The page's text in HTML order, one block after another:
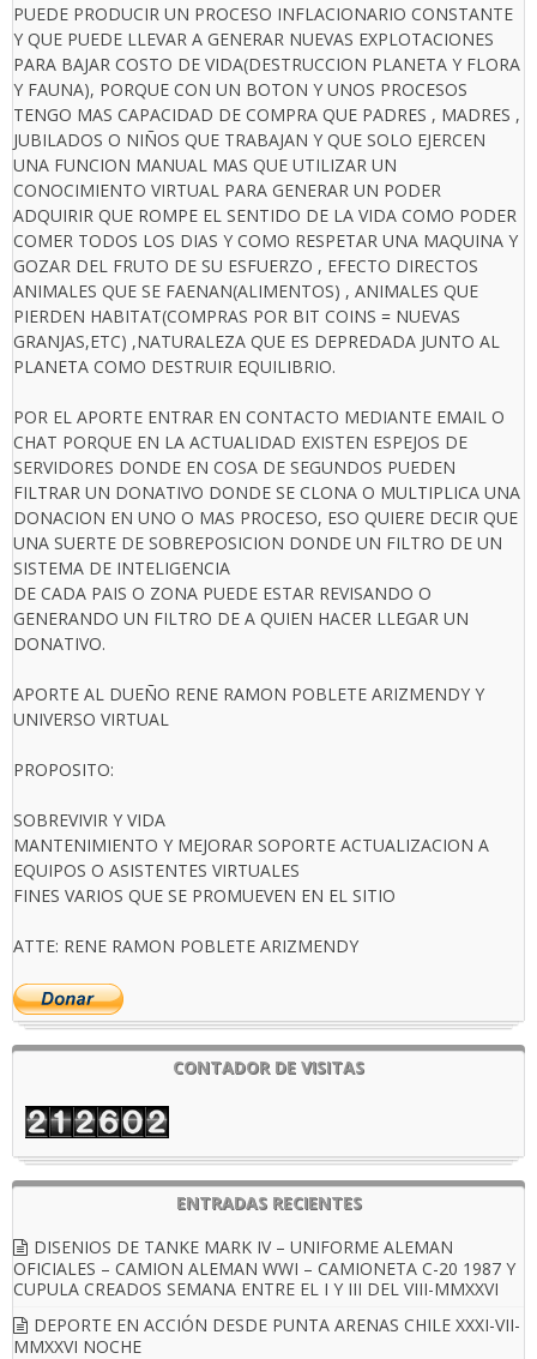
PUEDE PRODUCIR UN PROCESO INFLACIONARIO CONSTANTE
Y QUE PUEDE LLEVAR A GENERAR NUEVAS EXPLOTACIONES
PARA BAJAR COSTO DE VIDA(DESTRUCCION PLANETA Y FLORA
Y FAUNA), PORQUE CON UN BOTON Y UNOS PROCESOS
TENGO MAS CAPACIDAD DE COMPRA QUE PADRES , MADRES ,
JUBILADOS O NIÑOS QUE TRABAJAN Y QUE SOLO EJERCEN
UNA FUNCION MANUAL MAS QUE UTILIZAR UN
CONOCIMIENTO VIRTUAL PARA GENERAR UN PODER
ADQUIRIR QUE ROMPE EL SENTIDO DE LA VIDA COMO PODER
COMER TODOS LOS DIAS Y COMO RESPETAR UNA MAQUINA Y
GOZAR DEL FRUTO DE SU ESFUERZO , EFECTO DIRECTOS
ANIMALES QUE SE FAENAN(ALIMENTOS) , ANIMALES QUE
PIERDEN HABITAT(COMPRAS POR BIT COINS = NUEVAS
GRANJAS,ETC) ,NATURALEZA QUE ES DEPREDADA JUNTO AL
PLANETA COMO DESTRUIR EQUILIBRIO.
POR EL APORTE ENTRAR EN CONTACTO MEDIANTE EMAIL O
CHAT PORQUE EN LA ACTUALIDAD EXISTEN ESPEJOS DE
SERVIDORES DONDE EN COSA DE SEGUNDOS PUEDEN
FILTRAR UN DONATIVO DONDE SE CLONA O MULTIPLICA UNA
DONACION EN UNO O MAS PROCESO, ESO QUIERE DECIR QUE
UNA SUERTE DE SOBREPOSICION DONDE UN FILTRO DE UN
SISTEMA DE INTELIGENCIA
DE CADA PAIS O ZONA PUEDE ESTAR REVISANDO O
GENERANDO UN FILTRO DE A QUIEN HACER LLEGAR UN
DONATIVO.
APORTE AL DUEÑO RENE RAMON POBLETE ARIZMENDY Y
UNIVERSO VIRTUAL
PROPOSITO:
SOBREVIVIR Y VIDA
MANTENIMIENTO Y MEJORAR SOPORTE ACTUALIZACION A
EQUIPOS O ASISTENTES VIRTUALES
FINES VARIOS QUE SE PROMUEVEN EN EL SITIO
ATTE: RENE RAMON POBLETE ARIZMENDY
CONTADOR DE VISITAS
ENTRADAS RECIENTES
DISENIOS DE TANKE MARK IV – UNIFORME ALEMAN
OFICIALES – CAMION ALEMAN WWI – CAMIONETA C-20 1987 Y
CUPULA CREADOS SEMANA ENTRE EL I Y III DEL VIII-MMXXVI
DEPORTE EN ACCIÓN DESDE PUNTA ARENAS CHILE XXXI-VII-
MMXXVI NOCHE